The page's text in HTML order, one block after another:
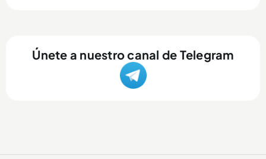
Únete a nuestro canal de Telegram